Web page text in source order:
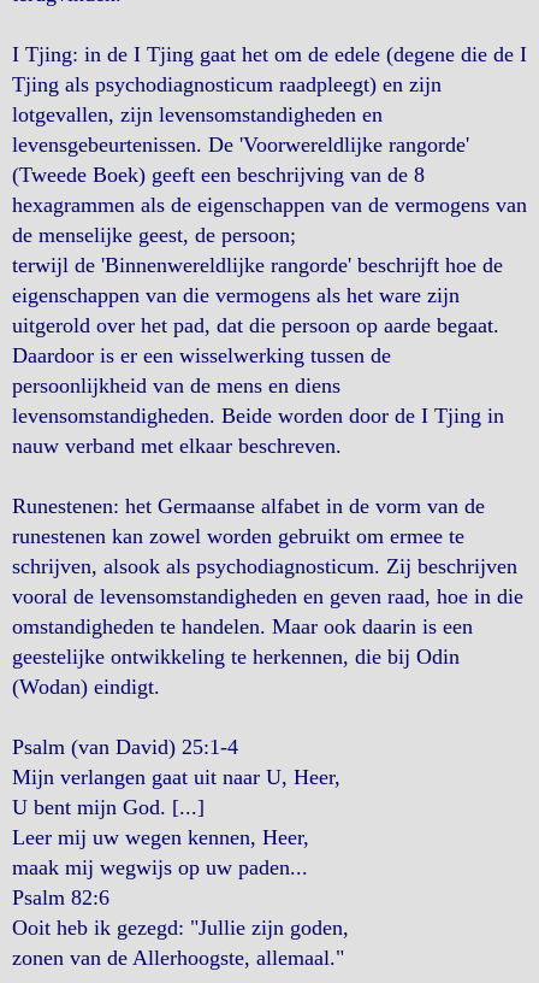
I Tjing: in de I Tjing gaat het om de edele (degene die de I
Tjing als psychodiagnosticum raadpleegt) en zijn
lotgevallen, zijn levensomstandigheden en
levensgebeurtenissen. De 'Voorwereldlijke rangorde'
(Tweede Boek) geeft een beschrijving van de 8
hexagrammen als de eigenschappen van de vermogens van
de menselijke geest, de persoon;
terwijl de 'Binnenwereldlijke rangorde' beschrijft hoe de
eigenschappen van die vermogens als het ware zijn
uitgerold over het pad, dat die persoon op aarde begaat.
Daardoor is er een wisselwerking tussen de
persoonlijkheid van de mens en diens
levensomstandigheden. Beide worden door de I Tjing in
nauw verband met elkaar beschreven.
Runestenen: het Germaanse alfabet in de vorm van de
runestenen kan zowel worden gebruikt om ermee te
schrijven, alsook als psychodiagnosticum. Zij beschrijven
vooral de levensomstandigheden en geven raad, hoe in die
omstandigheden te handelen. Maar ook daarin is een
geestelijke ontwikkeling te herkennen, die bij Odin
(Wodan) eindigt.
Psalm (van David) 25:1-4
Mijn verlangen gaat uit naar U, Heer,
U bent mijn God. [...]
Leer mij uw wegen kennen, Heer,
maak mij wegwijs op uw paden...
Psalm 82:6
Ooit heb ik gezegd: "Jullie zijn goden,
zonen van de Allerhoogste, allemaal."